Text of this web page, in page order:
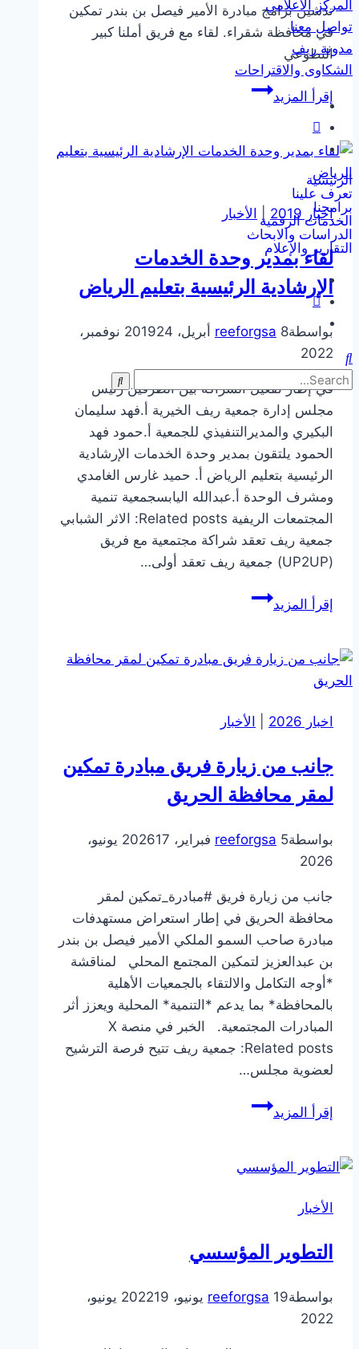
المركز الاعلامي
تواصل معنا
مدونة ريف
الشكاوى والاقتراحات
الرئيسية
تعرف علينا
برامجنا
الخدمات الرقمية
الدراسات والابحاث
التقارير والإعلام
تدشين برامج مبادرة الأمير فيصل بن بندر تمكين
في محافظة شقراء. لقاء مع فريق أملنا كبير
التطوعي
إقرأ المزيدمتابعة
تأهيل
المنظمات
غير
الربحية
اخبار 2019 الأخبار
لقاء بمدير وحدة الخدمات
الإرشادية الرئيسية بتعليم الرياض
بواسطة reeforgsa 8 أبريل، 2019
24 نوفمبر،
2022
في إطار تفعيل الشراكة بين الطرفين رئيس
مجلس إدارة جمعية ريف الخيرية أ.فهد سليمان
البكيري والمديرالتنفيذي للجمعية أ.حمود فهد
الحمود يلتقون بمدير وحدة الخدمات الإرشادية
الرئيسية بتعليم الرياض أ. حميد غارس الغامدي
ومشرف الوحدة أ.عبدالله اليابسجمعية تنمية
المجتمعات الريفية Related posts: الاثر الشبابي
جمعية ريف تعقد شراكة مجتمعية مع فريق
(UP2UP) جمعية ريف تعقد أولى…
إقرأ المزيدلقاء
الخدمات
بتعليم
اخبار 2026 الأخبار
جانب من زيارة فريق مبادرة تمكين
لمقر محافظة الحريق
بواسطة reeforgsa 5 فبراير، 2026
17 يونيو،
2026
جانب من زيارة فريق #مبادرة_تمكين لمقر
محافظة الحريق في إطار استعراض مستهدفات
مبادرة صاحب السمو الملكي الأمير فيصل بن بندر
بن عبدالعزيز لتمكين المجتمع المحلي ‏لمناقشة
*أوجه التكامل والالتقاء بالجمعيات الأهلية
بالمحافظة* بما يدعم *التنمية* المحلية ويعزز أثر
المبادرات المجتمعية. الخبر في منصة X
Related posts: جمعية ريف تتيح فرصة الترشيح
لعضوية مجلس…
إقرأ المزيدجانب
فريق
محافظة
الأخبار
التطوير المؤسسي
بواسطة reeforgsa 19 يونيو، 2022
19 يونيو،
2022